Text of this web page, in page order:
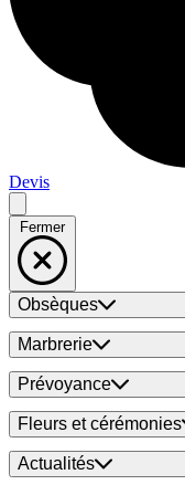
Devis
Fermer
Obsèques
Marbrerie
Prévoyance
Fleurs et cérémonies
Actualités